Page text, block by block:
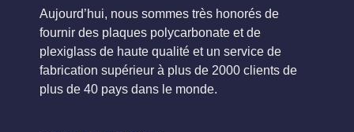
Aujourd’hui, nous sommes très honorés de
fournir des plaques polycarbonate et de
plexiglass de haute qualité et un service de
fabrication supérieur à plus de 2000 clients de
plus de 40 pays dans le monde.